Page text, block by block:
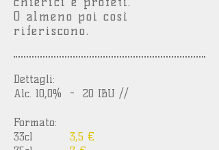
O almeno poi così
riferiscono.
Dettagli:
Alc. 10,0% - 20 IBU //
Formato:
33cl 3,5 €